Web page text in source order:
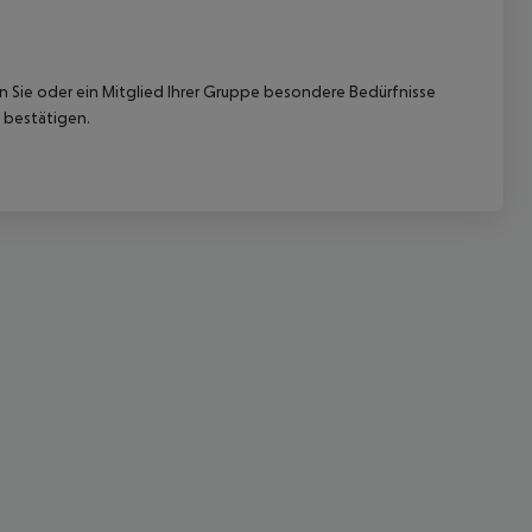
oder ein Mitglied Ihrer Gruppe besondere Bedürfnisse
bestätigen.